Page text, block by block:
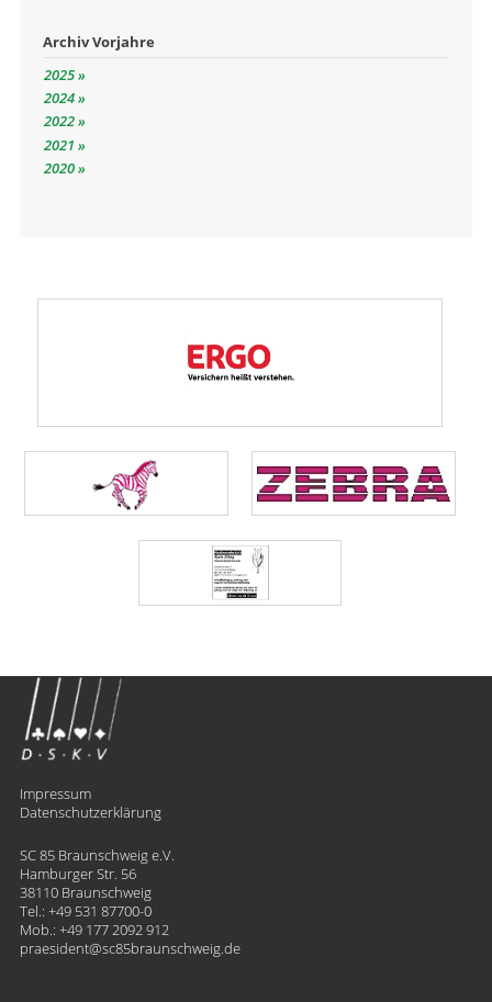
Archiv Vorjahre
2025
2024
2022
2021
2020
Impressum
Datenschutzerklärung
SC 85 Braunschweig e.V.
Hamburger Str. 56
38110 Braunschweig
Tel.: +49 531 87700-0
Mob.: +49 177 2092 912
praesident
​sc85braunschweig.de